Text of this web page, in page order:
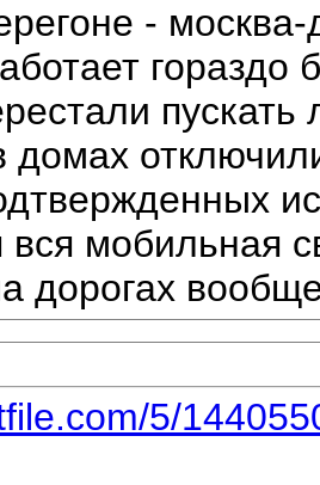
-
гораздо
домах
вся мобильная
дорогах
5/